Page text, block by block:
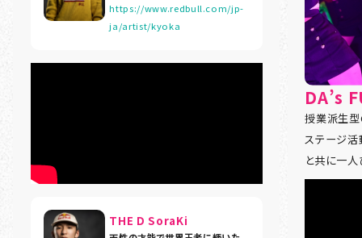
https://www.redbull.com/jp-
ja/artist/kyoka
THE D SoraKi
DA’s
授業派生型
ステージ活
と共に一人